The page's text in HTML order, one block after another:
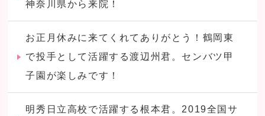
神奈川県から来院！
お正月休みに来てくれてありがとう！鶴岡東
で投手として活躍する渡辺州君。センバツ甲
子園が楽しみです！
明秀日立高校で活躍する根本君。2019全国サ